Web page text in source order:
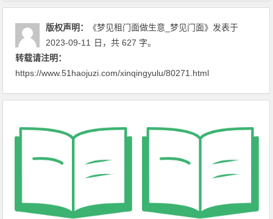
版权声明： 《梦见租门面做生意_梦见门面》 发表于
2023-09-11
日 ，共 627 字。
转载请注明：
https://www.51haojuzi.com/xinqingyulu/80271.html